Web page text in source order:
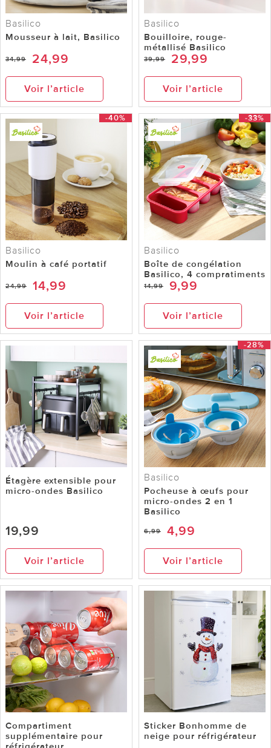
Basilico
Mousseur à lait, Basilico
34,99 24,99
Voir l’article
Basilico
Bouilloire, rouge-
métallisé Basilico
39,99 29,99
Voir l’article
-40%
Basilico
Moulin à café portatif
24,99 14,99
Voir l’article
-33%
Basilico
Boîte de congélation
Basilico, 4 compratiments
14,99 9,99
Voir l’article
Étagère extensible pour
micro-ondes Basilico
19,99
Voir l’article
-28%
Basilico
Pocheuse à œufs pour
micro-ondes 2 en 1
Basilico
6,99 4,99
Voir l’article
Compartiment
supplémentaire pour
Sticker Bonhomme de
neige pour réfrigérateur